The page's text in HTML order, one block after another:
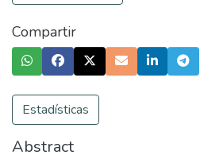
Compartir
Estadísticas
Abstract